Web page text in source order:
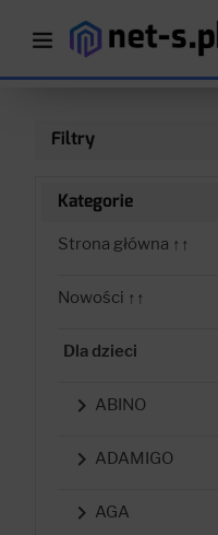
Filtry
Kategorie
Strona główna ↑↑
Nowości ↑↑
Dla dzieci
 ABINO
 ADAMIGO
 AGA